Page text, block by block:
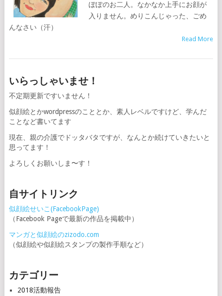
ぽぽのお二人。なかなか上手にお顔が
入りません。めりこんじゃった、ごめ
んなさい（汗）
Read More
いらっしゃいませ！
不定期更新ですいません！
似顔絵とかwordpressのこととか、素人レベルですけど、学んだ
ことなど書いてます
現在、親の介護でドッタバタですが、なんとか続けていきたいと
思ってます！
よろしくお願いしま〜す！
自サイトリンク
似顔絵せいこ(FacebookPage)
（Facebook Pageで最新の作品を掲載中）
マンガと似顔絵のzizodo.com
（似顔絵や似顔絵スタンプの製作手順など）
カテゴリー
2018活動報告